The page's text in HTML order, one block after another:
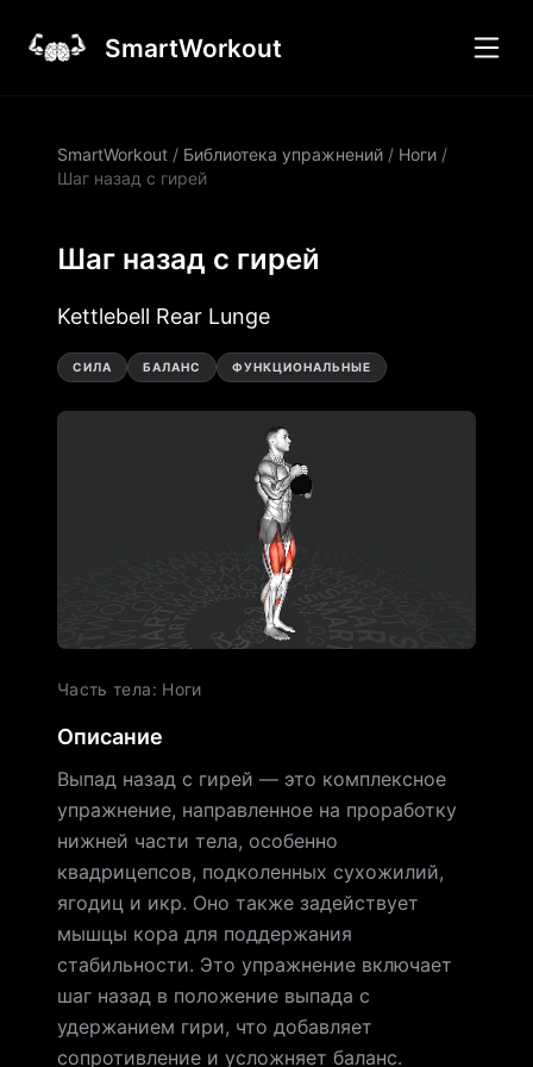
SmartWorkout
SmartWorkout / Библиотека упражнений / Ноги /
Шаг назад с гирей
Шаг назад с гирей
Kettlebell Rear Lunge
СИЛА БАЛАНС ФУНКЦИОНАЛЬНЫЕ
Часть тела: Ноги
Описание
Выпад назад с гирей — это комплексное
упражнение, направленное на проработку
нижней части тела, особенно
квадрицепсов, подколенных сухожилий,
ягодиц и икр. Оно также задействует
мышцы кора для поддержания
стабильности. Это упражнение включает
шаг назад в положение выпада с
удержанием гири, что добавляет
сопротивление и усложняет баланс.